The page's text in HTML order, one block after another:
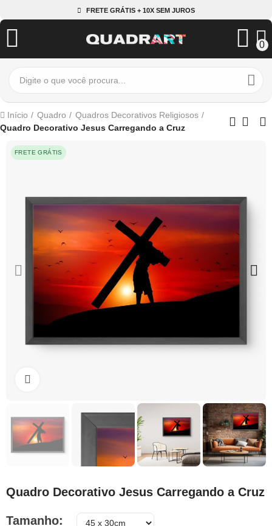
FRETE GRÁTIS + 10X SEM JUROS
0
Início Quadro
Quadros Decorativos Religiosos
Quadro Decorativo Jesus Carregando a Cruz
FRETE GRÁTIS
Quadro Decorativo Jesus Carregando a Cruz
Tamanho